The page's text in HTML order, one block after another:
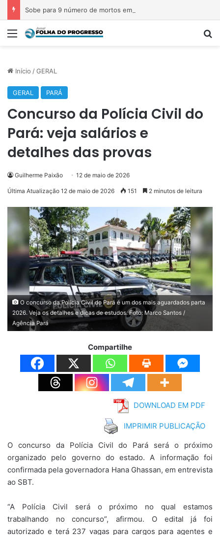
Menu
Início /GERAL
GERAL PARÁ
Concurso da Polícia Civil do
Pará: veja salários e
detalhes das provas
Guilherme Paixão 12 de maio de 2026
Última Atualização 12 de maio de 2026 151 2 minutos de leitura
O concurso da Polícia Civil do Pará é um dos mais aguardados parta
2026. Veja os detalhes e dicas de estudos. Foto: Marco Santos /
Agência Pará
Compartilhe
DOWNLOAD EM PDF
IMPRIMIR PUBLICAÇÃO
O concurso da Polícia Civil do Pará será o próximo
organizado pelo governo do estado. A informação foi
confirmada pela governadora Hana Ghassan, em entrevista
ao SBT.
“A Polícia Civil será o próximo no qual estamos
trabalhando no concurso”, afirmou. O edital já foi
autorizado e terá 237 vagas para cargos para agentes e